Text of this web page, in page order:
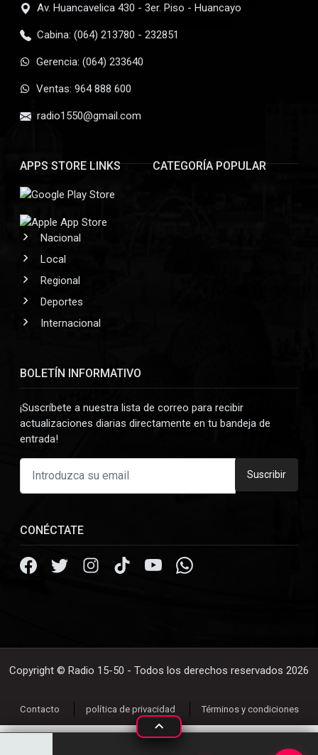
Av. Huancavelica 430 - 3er. Piso - Huancayo
Cabina: (064) 213780 - 232851
Gerencia: (064) 233640
Ventas: 964 888 600
radio1550@gmail.com
APPS STORE LINKS CATEGORÍA POPULAR
Nacional
Local
Regional
Deportes
Internacional
BOLETÍN INFORMATIVO
¡Suscríbete a nuestra lista de correo para recibir
actualizaciones diarias directamente en tu bandeja de
entrada!
Suscribir
CONÉCTATE
Copyright © Radio 15-50 - Todos los derechos reservados 2026
Contacto política de privacidad Términos y condiciones